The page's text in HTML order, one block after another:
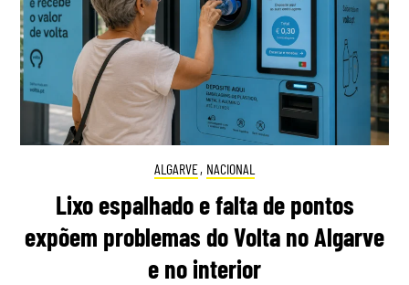
ALGARVE, NACIONAL
Lixo espalhado e falta de pontos
expõem problemas do Volta no Algarve
e no interior